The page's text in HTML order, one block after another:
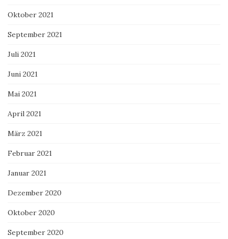
Oktober 2021
September 2021
Juli 2021
Juni 2021
Mai 2021
April 2021
März 2021
Februar 2021
Januar 2021
Dezember 2020
Oktober 2020
September 2020